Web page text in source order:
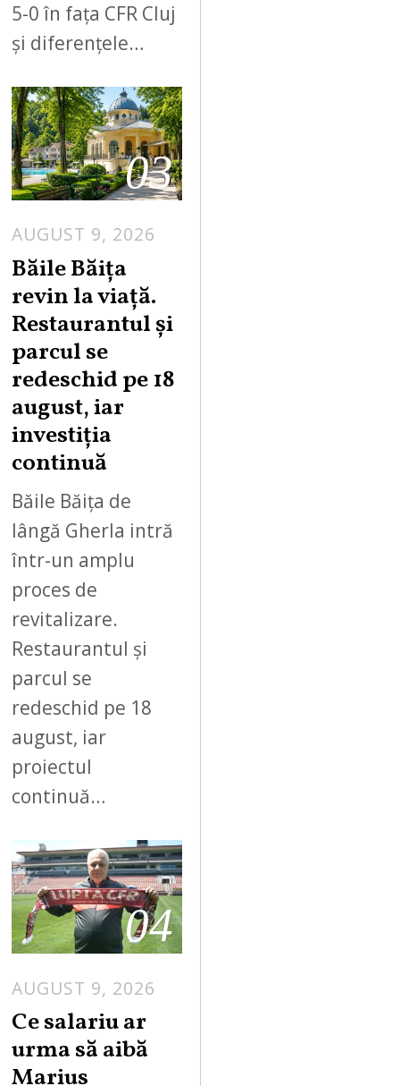
5-0 în fața CFR Cluj
și diferențele…
03
AUGUST 9, 2026
S
9
Băile Băița
revin la viață.
Restaurantul și
parcul se
redeschid pe 18
august, iar
investiția
continuă
Băile Băița de
lângă Gherla intră
într-un amplu
proces de
revitalizare.
Restaurantul și
parcul se
redeschid pe 18
august, iar
proiectul
continuă…
04
AUGUST 9, 2026
Ce salariu ar
urma să aibă
Marius